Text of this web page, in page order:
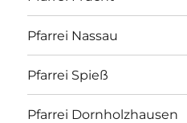
Pfarrei Nassau
Pfarrei Spieß
Pfarrei Dornholzhausen